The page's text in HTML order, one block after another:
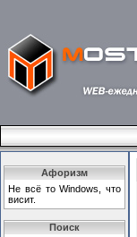
Афоризм
Не всё то Windows, что
висит.
Поиск